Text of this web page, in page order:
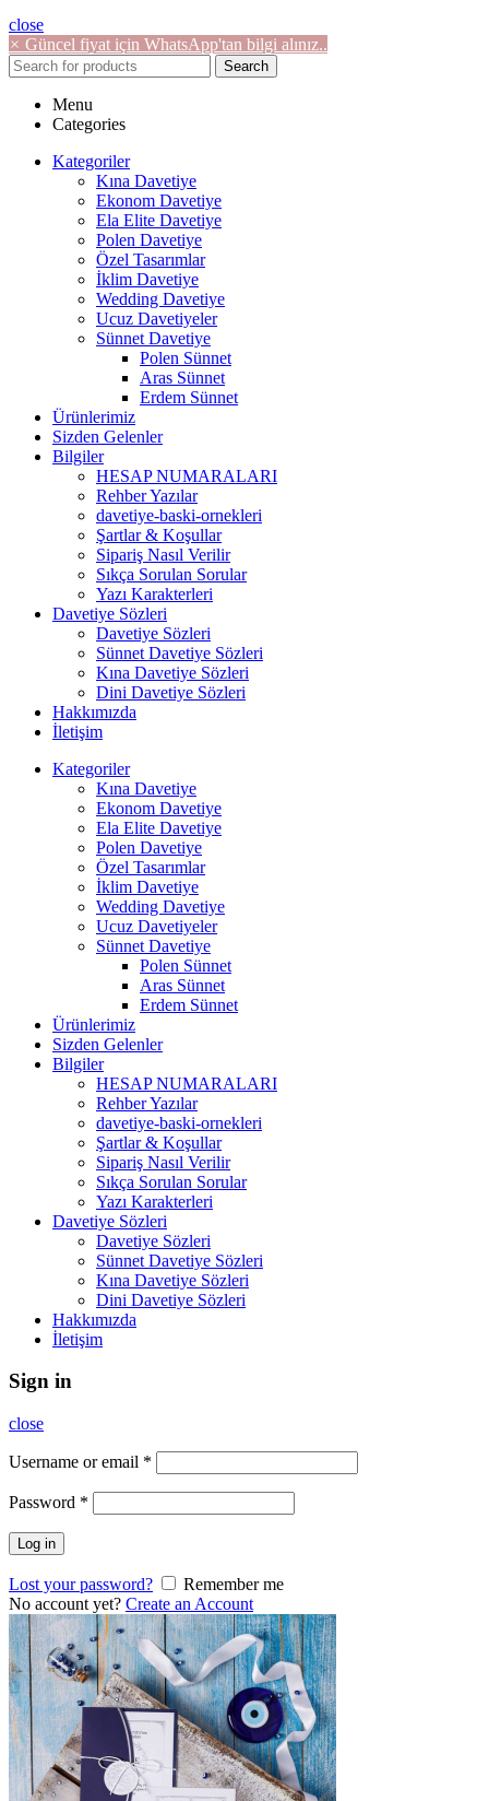
close
× Güncel fiyat için WhatsApp'tan bilgi alınız..
Search
Menu
Categories
Kategoriler
Kına Davetiye
Ekonom Davetiye
Ela Elite Davetiye
Polen Davetiye
Özel Tasarımlar
İklim Davetiye
Wedding Davetiye
Ucuz Davetiyeler
Sünnet Davetiye
Polen Sünnet
Aras Sünnet
Erdem Sünnet
Ürünlerimiz
Sizden Gelenler
Bilgiler
HESAP NUMARALARI
Rehber Yazılar
davetiye-baski-ornekleri
Şartlar & Koşullar
Sipariş Nasıl Verilir
Sıkça Sorulan Sorular
Yazı Karakterleri
Davetiye Sözleri
Davetiye Sözleri
Sünnet Davetiye Sözleri
Kına Davetiye Sözleri
Dini Davetiye Sözleri
Hakkımızda
İletişim
Kategoriler
Kına Davetiye
Ekonom Davetiye
Ela Elite Davetiye
Polen Davetiye
Özel Tasarımlar
İklim Davetiye
Wedding Davetiye
Ucuz Davetiyeler
Sünnet Davetiye
Polen Sünnet
Aras Sünnet
Erdem Sünnet
Ürünlerimiz
Sizden Gelenler
Bilgiler
HESAP NUMARALARI
Rehber Yazılar
davetiye-baski-ornekleri
Şartlar & Koşullar
Sipariş Nasıl Verilir
Sıkça Sorulan Sorular
Yazı Karakterleri
Davetiye Sözleri
Davetiye Sözleri
Sünnet Davetiye Sözleri
Kına Davetiye Sözleri
Dini Davetiye Sözleri
Hakkımızda
İletişim
Sign in
close
Username or email *
Password *
Log in
Lost your password?
Remember me
No account yet? Create an Account